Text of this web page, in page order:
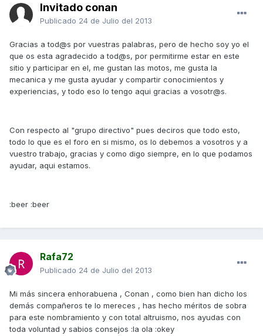
Invitado conan
Publicado 24 de Julio del 2013
Gracias a tod@s por vuestras palabras, pero de hecho soy yo el
que os esta agradecido a tod@s, por permitirme estar en este
sitio y participar en el, me gustan las motos, me gusta la
mecanica y me gusta ayudar y compartir conocimientos y
experiencias, y todo eso lo tengo aqui gracias a vosotr@s.
Con respecto al "grupo directivo" pues deciros que todo esto,
todo lo que es el foro en si mismo, os lo debemos a vosotros y a
vuestro trabajo, gracias y como digo siempre, en lo que podamos
ayudar, aqui estamos.
:beer :beer
Rafa72
Publicado 24 de Julio del 2013
Mi más sincera enhorabuena , Conan , como bien han dicho los
demás compañeros te lo mereces , has hecho méritos de sobra
para este nombramiento y con total altruismo, nos ayudas con
toda voluntad y sabios consejos :la ola :okey